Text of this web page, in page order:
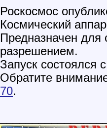
Роскосмос
Космический
Предназначен
разрешением.
Запуск состоялся
Обратите
70.